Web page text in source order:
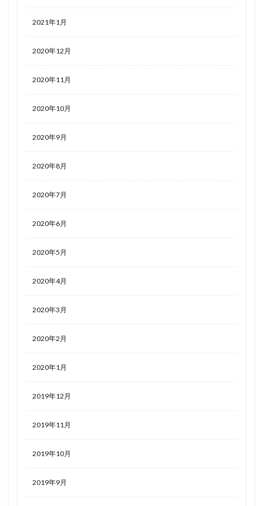
2021年1月
2020年12月
2020年11月
2020年10月
2020年9月
2020年8月
2020年7月
2020年6月
2020年5月
2020年4月
2020年3月
2020年2月
2020年1月
2019年12月
2019年11月
2019年10月
2019年9月